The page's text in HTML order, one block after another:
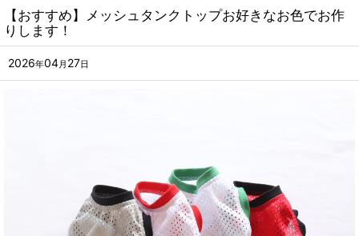
【おすすめ】メッシュタンクトップお好きなお色でお作
りします！
2026年04月 27日